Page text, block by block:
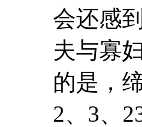
会还感
夫与寡
的是，
2、3、